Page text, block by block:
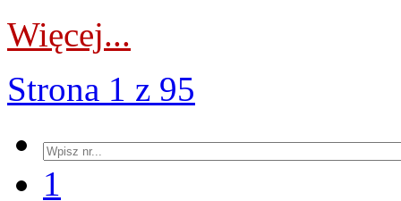
Więcej...
Strona 1 z 95
1